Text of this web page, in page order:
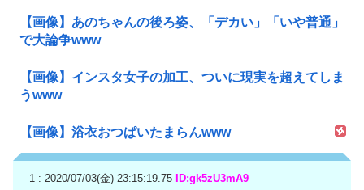
【画像】あのちゃんの後ろ姿、「デカい」「いや普通」
で大論争www
【画像】インスタ女子の加工、ついに現実を超えてしま
うwww
【画像】浴衣おつぱいたまらんwww
1 : 2020/07/03(金) 23:15:19.75 ID:gk5zU3mA9